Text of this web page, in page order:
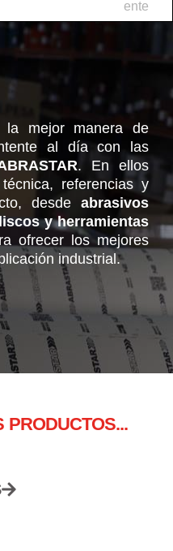
ente
la mejor manera de
al día con las
. En ellos
referencias y
desde abrasivos
y herramientas
ofrecer los mejores
industrial.
PRODUCTOS...